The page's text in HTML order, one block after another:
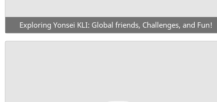
Exploring Yonsei KLI: Global friends, Challenges, and Fun!